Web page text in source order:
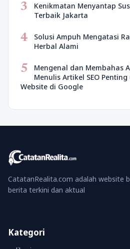
3
Kenikmatan Menyantap
Terbaik Jakarta
4
Solusi Ampuh Mengatasi
Herbal Alami
5
Mengenal dan Membahas
Menulis Artikel SEO
Website di Google
CatatanRealita.com adalah website
berita terkini dan aktual
Kategori